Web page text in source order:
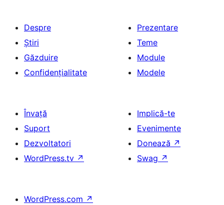
Despre
Știri
Găzduire
Confidențialitate
Prezentare
Teme
Module
Modele
Învață
Suport
Dezvoltatori
WordPress.tv ↗
Implică-te
Evenimente
Donează ↗
Swag ↗
WordPress.com ↗